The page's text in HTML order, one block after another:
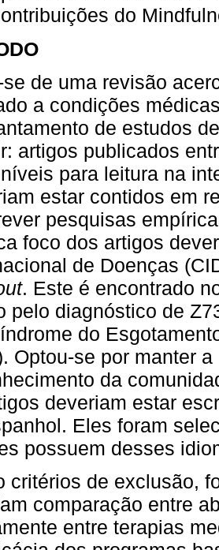
do
se de uma revisão
a condições
de estudos
artigos publicados
para leitura na
estar contidos em
pesquisas
foco dos artigos
de Doenças
. Este é encontrado
pelo diagnóstico de
do
Optou-se por manter a
da
deveriam estar
Eles foram
possuem desses
critérios de exclusão,
comparação entre
entre terapias